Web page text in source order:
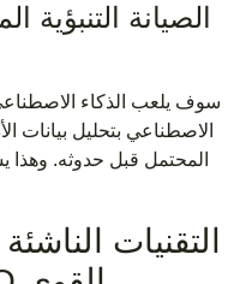
الصيانة التنبؤية
سوف يلعب الذكاء
الاصطناعي بتحليل بيانات
المحتمل قبل حدوثه. وهذا
التقنيات